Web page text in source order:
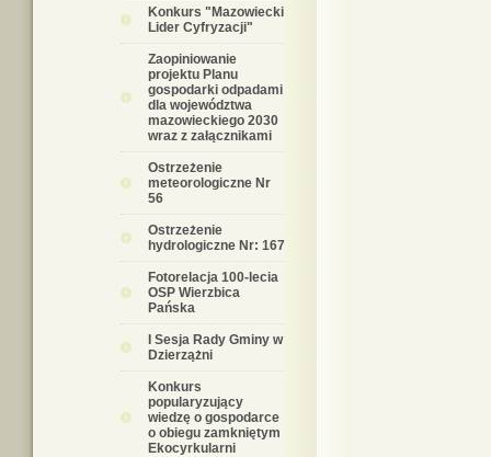
Konkurs "Mazowiecki
Lider Cyfryzacji"
Zaopiniowanie
projektu Planu
gospodarki odpadami
dla województwa
mazowieckiego 2030
wraz z załącznikami
Ostrzeżenie
meteorologiczne Nr
56
Ostrzeżenie
hydrologiczne Nr: 167
Fotorelacja 100-lecia
OSP Wierzbica
Pańska
I Sesja Rady Gminy w
Dzierzążni
Konkurs
popularyzujący
wiedzę o gospodarce
o obiegu zamkniętym
Ekocyrkularni